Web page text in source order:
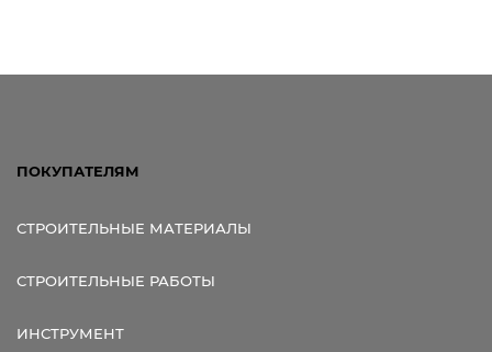
ПОКУПАТЕЛЯМ
СТРОИТЕЛЬНЫЕ МАТЕРИАЛЫ
СТРОИТЕЛЬНЫЕ РАБОТЫ
ИНСТРУМЕНТ